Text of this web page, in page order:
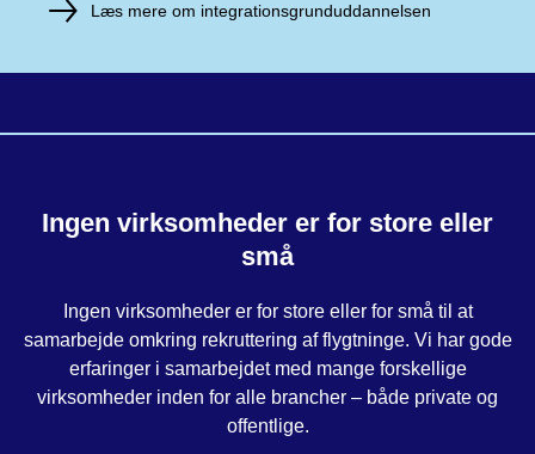
Læs mere om integrationsgrunduddannelsen
Ingen virksomheder er for store eller
små
Ingen virksomheder er for store eller for små til at
samarbejde omkring rekruttering af flygtninge. Vi har gode
erfaringer i samarbejdet med mange forskellige
virksomheder inden for alle brancher – både private og
offentlige.